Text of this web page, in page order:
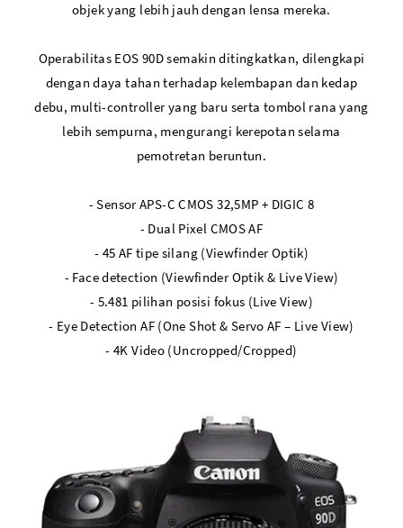
objek yang lebih jauh dengan lensa mereka.
Operabilitas EOS 90D semakin ditingkatkan, dilengkapi
dengan daya tahan terhadap kelembapan dan kedap
debu, multi-controller yang baru serta tombol rana yang
lebih sempurna, mengurangi kerepotan selama
pemotretan beruntun.
- Sensor APS-C CMOS 32,5MP + DIGIC 8
- Dual Pixel CMOS AF
- 45 AF tipe silang (Viewfinder Optik)
- Face detection (Viewfinder Optik & Live View)
- 5.481 pilihan posisi fokus (Live View)
- Eye Detection AF (One Shot & Servo AF – Live View)
- 4K Video (Uncropped/Cropped)